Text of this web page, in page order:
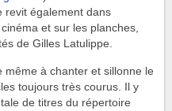
revit également dans
et sur les planches,
de Gilles Latulippe.
même à chanter et sillonne le
toujours très courus. Il y
de titres du répertoire